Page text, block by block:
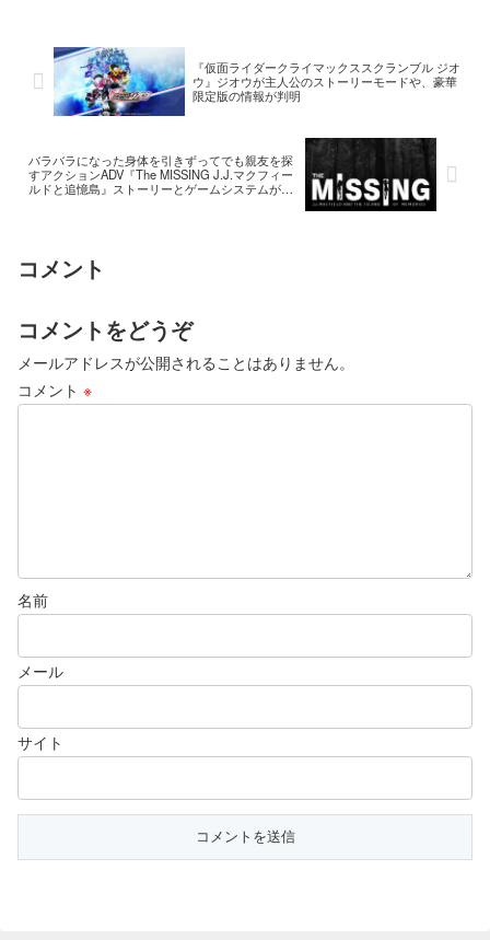
『仮面ライダークライマックススクランブル ジオ
ウ』ジオウが主人公のストーリーモードや、豪華
限定版の情報が判明
バラバラになった身体を引きずってでも親友を探
すアクションADV『The MISSING J.J.マクフィー
ルドと追憶島』ストーリーとゲームシステムが公
コメント
コメントをどうぞ
メールアドレスが公開されることはありません。
コメント ※
名前
メール
サイト